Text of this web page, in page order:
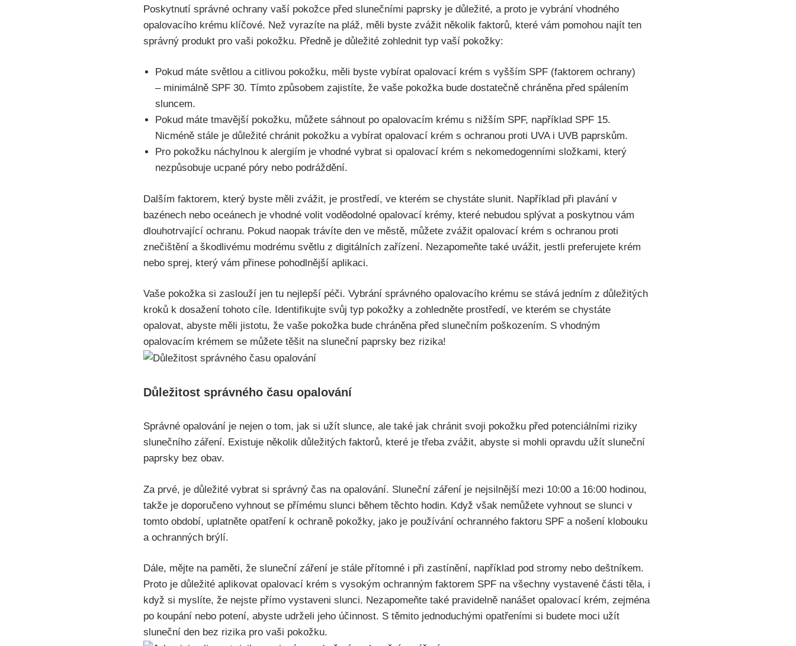
Poskytnutí správné ochrany vaší pokožce⁣ před slunečními paprsky ⁤je ⁤důležité,⁣ a⁢ proto je vybrání vhodného
opalovacího krému​ klíčové. Než vyrazíte na pláž, měli ‌byste zvážit několik faktorů, které vám⁤ pomohou​ najít ten
správný⁤ produkt pro vaši pokožku. Předně je důležité‍ zohlednit ⁣typ vaší ⁤pokožky:
Pokud máte světlou a ‌citlivou⁢ pokožku, měli byste vybírat opalovací krém s ⁤vyšším ‍SPF (faktorem‍ ochrany)
– ⁣minimálně SPF ‌30. Tímto ⁢způsobem zajistíte, že vaše pokožka bude dostatečně chráněna před ‌spálením
sluncem.
Pokud ‍máte tmavější⁤ pokožku, můžete sáhnout po opalovacím krému s nižším⁣ SPF,‍ například‍ SPF 15.
Nicméně stále ‍je důležité chránit⁣ pokožku a⁣ vybírat‌ opalovací krém s ​ochranou proti UVA i UVB paprskům.
Pro pokožku náchylnou ​k alergiím je vhodné ⁤vybrat si ​opalovací krém s⁣ nekomedogenními složkami, ⁢který
nezpůsobuje ucpané póry ⁢nebo​ podráždění.
Dalším faktorem, který byste měli zvážit, je prostředí, ‌ve kterém se ⁤chystáte slunit. Například⁤ při plavání v
bazénech⁤ nebo⁤ oceánech je‍ vhodné volit voděodolné opalovací krémy, které nebudou splývat a poskytnou vám
dlouhotrvající ochranu. Pokud naopak⁣ trávíte den ve městě,⁤ můžete⁤ zvážit ‌opalovací krém ⁤s ochranou proti
znečištění a škodlivému modrému světlu z digitálních zařízení. Nezapomeňte také ‌uvážit, jestli ‌preferujete⁢ krém
nebo ⁢sprej,⁣ který vám přinese pohodlnější aplikaci.
Vaše ‌pokožka si zaslouží jen tu ​nejlepší péči. ‌Vybrání⁢ správného opalovacího krému se stává ‌jedním z důležitých
kroků k dosažení tohoto cíle. Identifikujte svůj typ‍ pokožky a zohledněte ⁤prostředí, ve kterém se⁢ chystáte
opalovat, abyste měli jistotu,⁣ že vaše pokožka ⁤bude ⁤chráněna před slunečním ⁢poškozením. S​ vhodným⁤
opalovacím krémem se můžete‌ těšit na sluneční paprsky bez⁤ rizika!
Důležitost​ správného času⁢ opalování
Správné ​opalování ​je nejen o ​tom, jak⁢ si​ užít slunce, ale ⁢také jak​ chránit‍ svoji pokožku před potenciálními riziky
slunečního záření. Existuje několik důležitých⁣ faktorů, které je třeba zvážit, abyste si mohli opravdu užít sluneční
paprsky bez obav.
Za prvé, je důležité vybrat si správný čas na opalování.⁢ Sluneční​ záření je‌ nejsilnější ‍mezi ⁢10:00 a 16:00 hodinou,⁢
takže je doporučeno vyhnout se přímému slunci během těchto hodin. Když ‍však nemůžete‌ vyhnout ⁤se ‍slunci v
tomto ‍období, uplatněte opatření k⁣ ochraně ⁣pokožky, jako je používání ochranného faktoru ‍SPF a nošení⁢ klobouku⁢
a ochranných brýlí.
Dále, mějte ⁣na⁣ paměti,‌ že sluneční záření je stále přítomné ⁢i při zastínění, ‌například pod stromy​ nebo ⁤deštníkem.‍
Proto je důležité​ aplikovat opalovací krém s vysokým ochranným faktorem SPF na všechny vystavené části těla, i⁣
když si ⁤myslíte, že⁣ nejste přímo vystaveni slunci. Nezapomeňte také ‍pravidelně nanášet​ opalovací krém, zejména
po koupání ‍nebo potení, abyste ‍udrželi jeho účinnost. S těmito jednoduchými opatřeními ⁣si budete moci užít
sluneční den bez rizika​ pro ‌vaši ‍pokožku.